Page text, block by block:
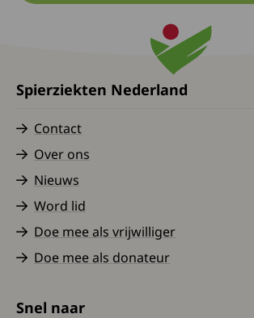
Spierziekten Nederland
Contact
Over ons
Nieuws
Word lid
Doe mee als vrijwilliger
Doe mee als donateur
Snel naar